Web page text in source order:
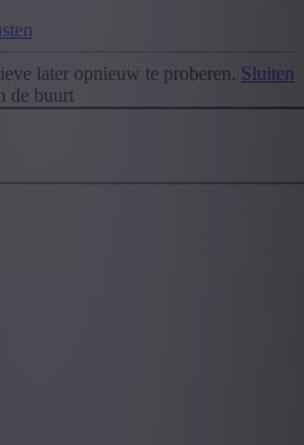
later opnieuw te proberen. Sluiten
de buurt